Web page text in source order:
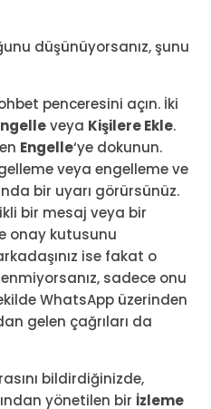
düşünüyorsanız, şunu
penceresini açın. İki
veya Kişilere Ekle.
Engelle‘ye dokunun.
veya engelleme ve
bir uyarı görürsünüz.
bir mesaj veya bir
onay kutusunu
ise fakat o
sadece onu
WhatsApp üzerinden
gelen çağrıları da
bildirdiğinizde,
yönetilen bir İzleme